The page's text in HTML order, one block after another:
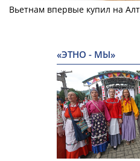
Вьетнам впервые купил на
«ЭТНО - МЫ»